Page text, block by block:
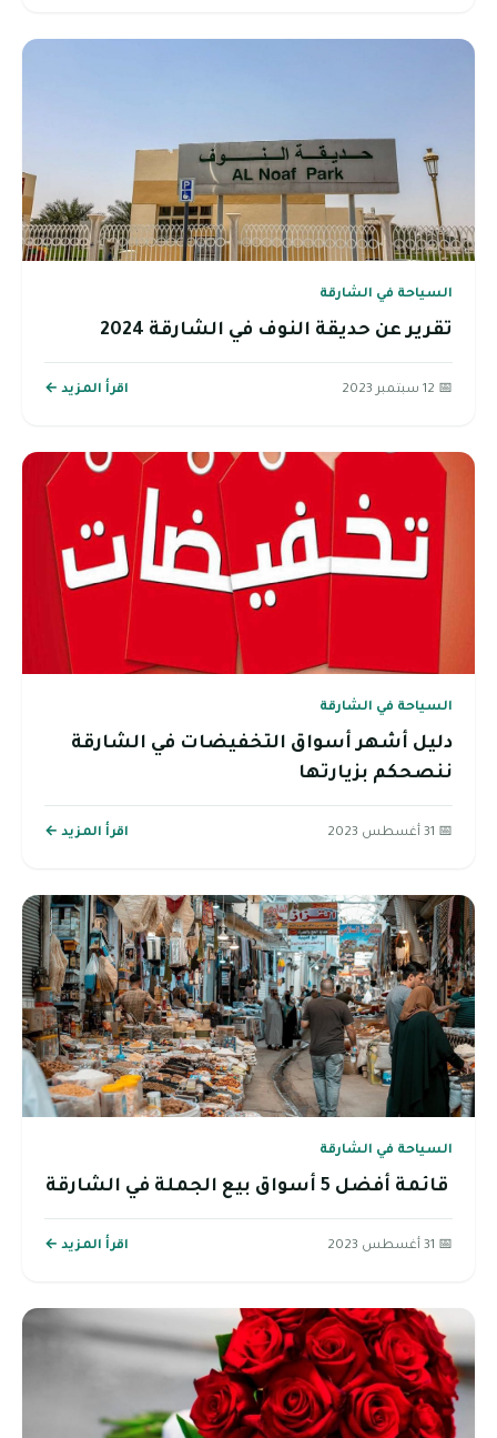
السياحة في الشارقة
تقرير عن حديقة النوف في الشارقة 2024
📅 12 سبتمبر 2023 اقرأ المزيد ←
السياحة في الشارقة
دليل أشهر أسواق التخفيضات في الشارقة
ننصحكم بزيارتها
📅 31 أغسطس 2023 اقرأ المزيد ←
السياحة في الشارقة
قائمة أفضل 5 أسواق بيع الجملة في الشارقة
📅 31 أغسطس 2023 اقرأ المزيد ←